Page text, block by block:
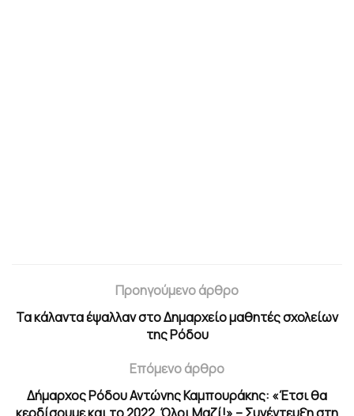
Προηγούμενο άρθρο
Τα κάλαντα έψαλλαν στο Δημαρχείο μαθητές σχολείων
της Ρόδου
Επόμενο άρθρο
Δήμαρχος Ρόδου Αντώνης Καμπουράκης: «Έτσι θα